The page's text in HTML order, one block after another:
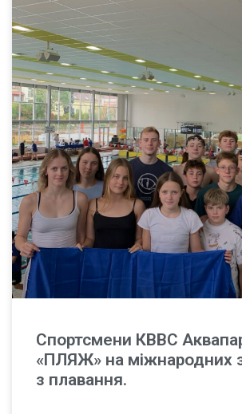
Спортсмени КВВС
«ПЛЯЖ» на міжнародних
з плавання.